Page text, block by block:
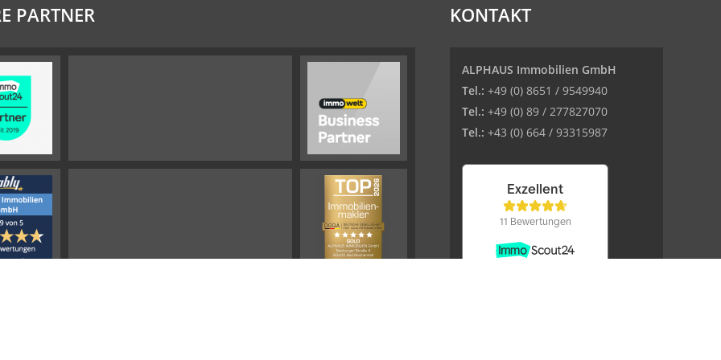
PARTNER KONTAKT
ALPHAUS Immobilien GmbH
Tel.: +49 (0) 8651 / 9549940
Tel.: +49 (0) 89 / 277827070
Tel.: +43 (0) 664 / 93315987